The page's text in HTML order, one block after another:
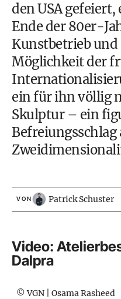
den USA gefeiert,
Ende der 80er-
Kunstbetrieb
Möglichkeit der
ein für ihn völlig
Skulptur – ein
Befreiungsschlag
VON Patrick Schuster
Video:
Dalpra
© VGN | Osama Rasheed